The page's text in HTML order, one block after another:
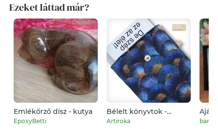
Ezeket láttad már?
Emlékőrző dísz - kutya
EpoxyBetti
Bélelt könyvtok -
prémium pamutból,
Artiroka